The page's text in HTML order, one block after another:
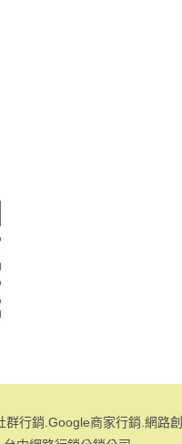
行銷.Google商家行銷.網路